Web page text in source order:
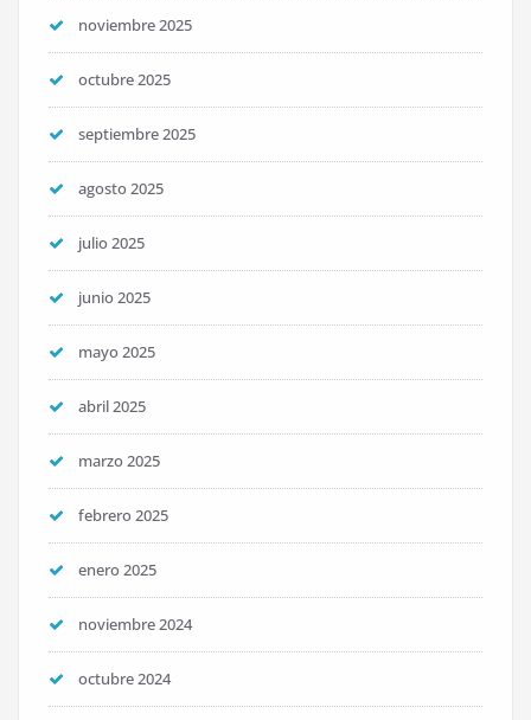
noviembre 2025
octubre 2025
septiembre 2025
agosto 2025
julio 2025
junio 2025
mayo 2025
abril 2025
marzo 2025
febrero 2025
enero 2025
noviembre 2024
octubre 2024